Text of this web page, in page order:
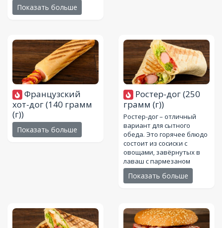
Показать больше
Французский
хот-дог(140 грамм
(г))
Показать больше
Ростер-дог(250
грамм (г))
Ростер-дог – отличный
вариант для сытного
обеда. Это горячее блюдо
состоит из сосиски с
овощами, завёрнутых в
лаваш с пармезаном
Показать больше